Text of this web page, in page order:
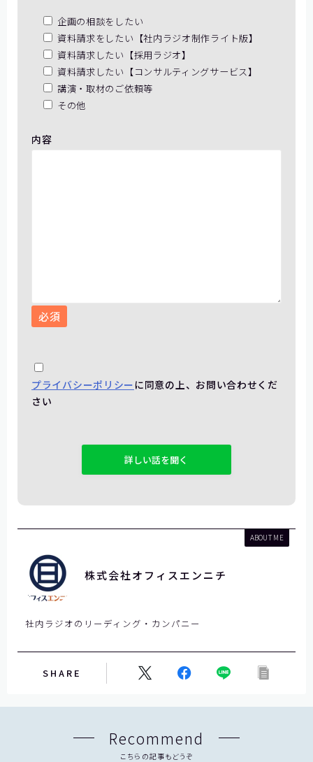
企画の相談をしたい
資料請求をしたい【社内ラジオ制作ライト版】
資料請求したい【採用ラジオ】
資料請求したい【コンサルティングサービス】
講演・取材のご依頼等
その他
内容
必須
プライバシーポリシーに同意の上、お問い合わせくだ
さい
ー
は
空
の
ま
ま
し
だ
ABOUT ME
株式会社オフィスエンニチ
社内ラジオのリーディング・カンパニー
SHARE
Recommend
こちらの記事もどうぞ